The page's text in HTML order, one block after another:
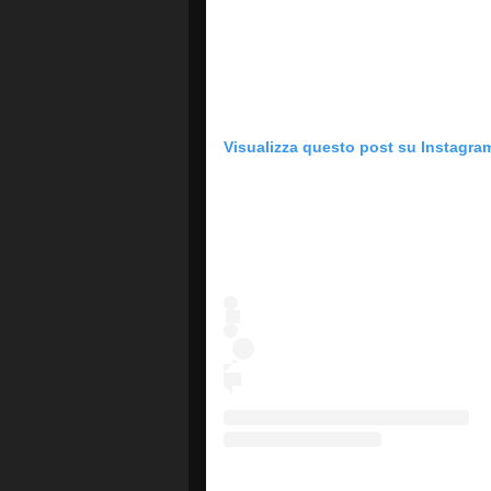
Visualizza questo post su